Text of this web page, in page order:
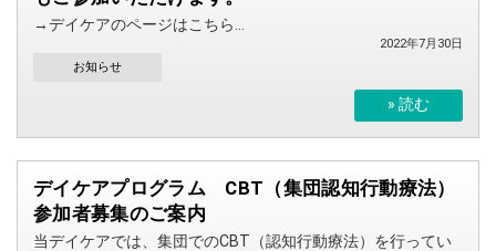
→デイケアのページはこちら...
2022年7月30日
お知らせ
» 読む
デイケアプログラム CBT（集団認知行動療法）
参加者募集のご案内
当デイケアでは、集団でのCBT（認知行動療法）を行ってい